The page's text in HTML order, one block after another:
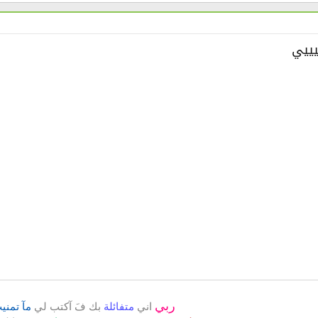
ربي اني متفائلة بك فَ آكتب لي مآ